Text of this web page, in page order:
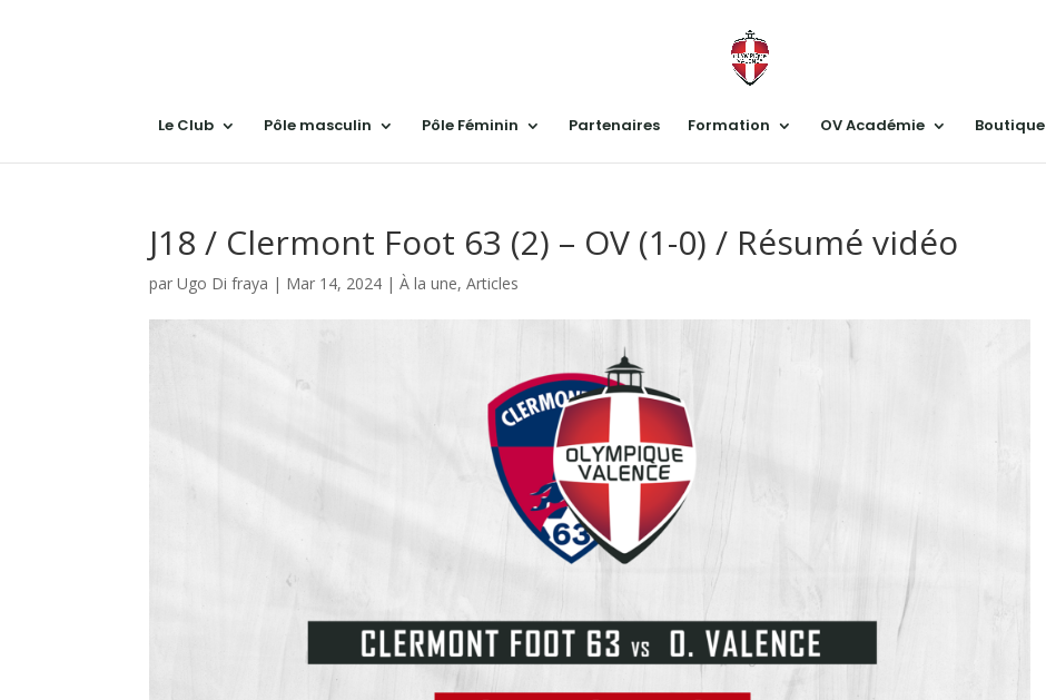
Le Club Pôle masculin Pôle Féminin Partenaires Formation OV Académie Boutique
J18 / Clermont Foot 63 (2) – OV (1-0) / Résumé vidéo
parUgo Di fraya | Mar 14, 2024 |À la une,Articles